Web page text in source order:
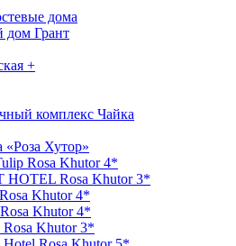
дома
дом Грант
+
комплекс Чайка
«Роза Хутор»
Rosa Khutor 4*
HOTEL Rosa Khutor 3*
Khutor 4*
Khutor 4*
Khutor 3*